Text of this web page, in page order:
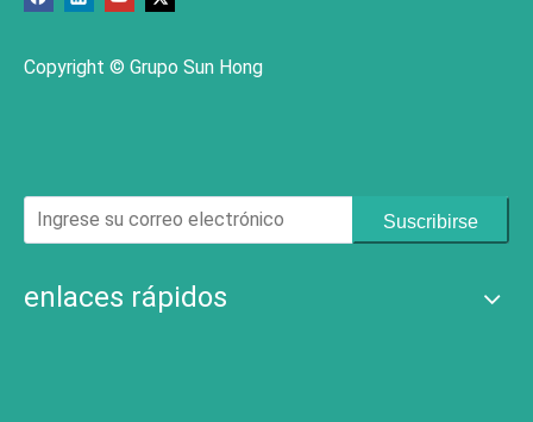
Copyright © Grupo Sun Hong
Suscribirse
enlaces rápidos